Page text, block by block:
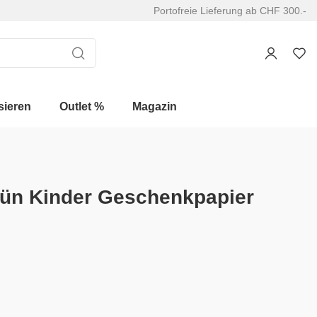
Portofreie Lieferung ab CHF 300.-
Outlet % Magazin
Kinder Geschenkpapier